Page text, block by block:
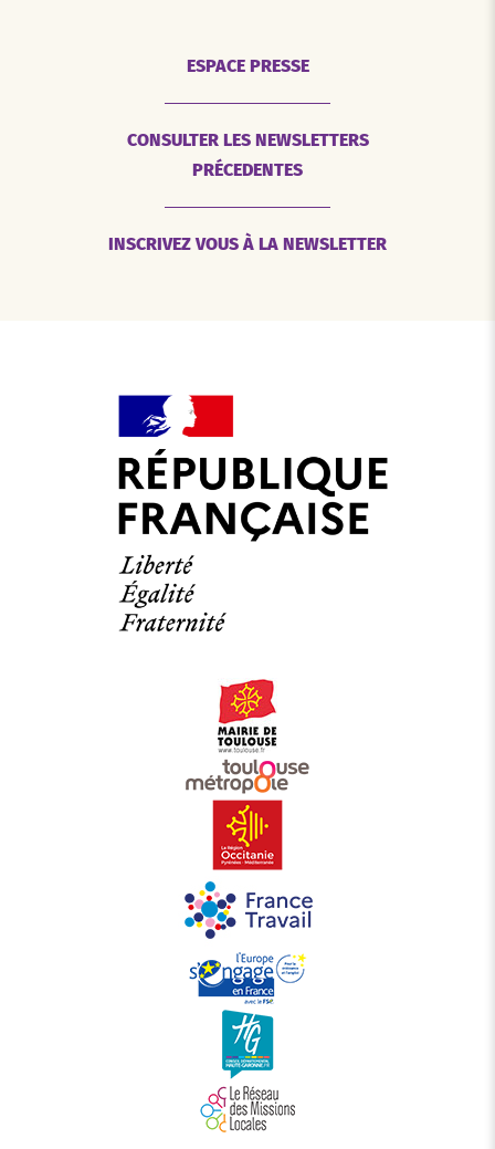
ESPACE PRESSE
CONSULTER LES NEWSLETTERS
PRÉCEDENTES
INSCRIVEZ VOUS À LA NEWSLETTER